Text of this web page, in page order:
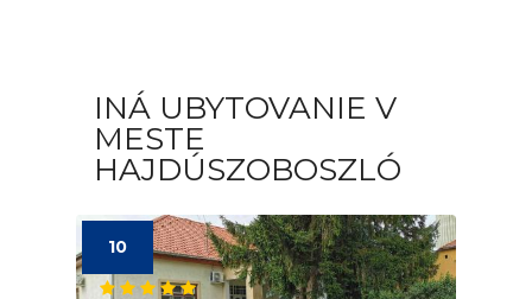
INÁ UBYTOVANIE V
MESTE
HAJDÚSZOBOSZLÓ
10